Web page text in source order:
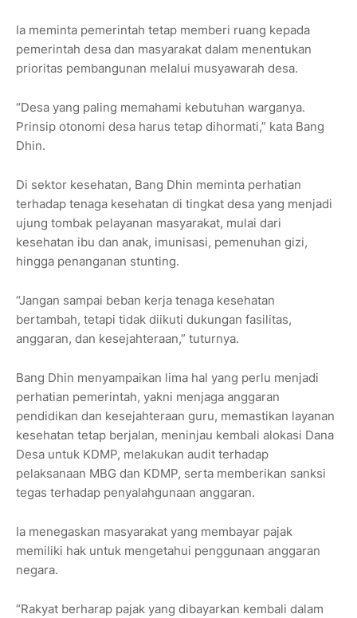
Ia meminta pemerintah tetap memberi ruang kepada
pemerintah desa dan masyarakat dalam menentukan
prioritas pembangunan melalui musyawarah desa.
“Desa yang paling memahami kebutuhan warganya.
Prinsip otonomi desa harus tetap dihormati,” kata Bang
Dhin.
Di sektor kesehatan, Bang Dhin meminta perhatian
terhadap tenaga kesehatan di tingkat desa yang menjadi
ujung tombak pelayanan masyarakat, mulai dari
kesehatan ibu dan anak, imunisasi, pemenuhan gizi,
hingga penanganan stunting.
“Jangan sampai beban kerja tenaga kesehatan
bertambah, tetapi tidak diikuti dukungan fasilitas,
anggaran, dan kesejahteraan,” tuturnya.
Bang Dhin menyampaikan lima hal yang perlu menjadi
perhatian pemerintah, yakni menjaga anggaran
pendidikan dan kesejahteraan guru, memastikan layanan
kesehatan tetap berjalan, meninjau kembali alokasi Dana
Desa untuk KDMP, melakukan audit terhadap
pelaksanaan MBG dan KDMP, serta memberikan sanksi
tegas terhadap penyalahgunaan anggaran.
Ia menegaskan masyarakat yang membayar pajak
memiliki hak untuk mengetahui penggunaan anggaran
negara.
“Rakyat berharap pajak yang dibayarkan kembali dalam